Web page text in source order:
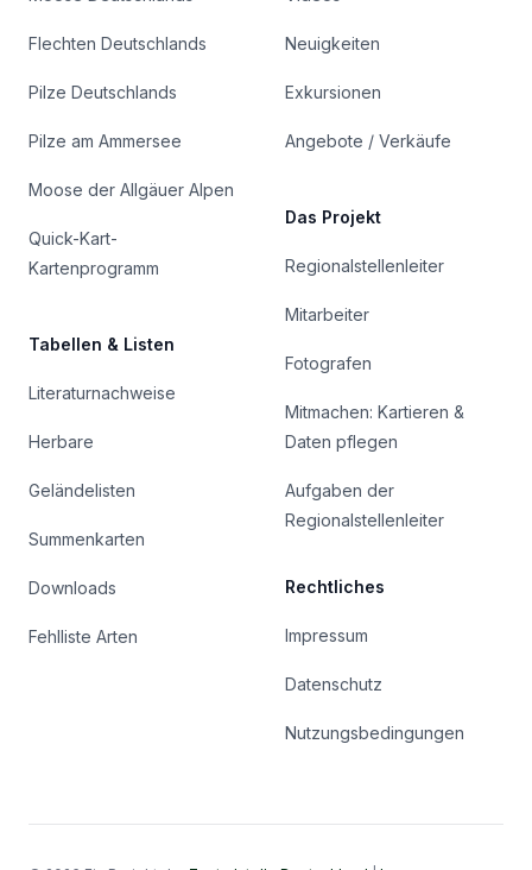
Flechten Deutschlands
Pilze Deutschlands
Pilze am Ammersee
Moose der Allgäuer Alpen
Quick-Kart-
Kartenprogramm
Tabellen & Listen
Literaturnachweise
Herbare
Geländelisten
Summenkarten
Downloads
Fehlliste Arten
Neuigkeiten
Exkursionen
Angebote / Verkäufe
Das Projekt
Regionalstellenleiter
Mitarbeiter
Fotografen
Mitmachen: Kartieren &
Daten pflegen
Aufgaben der
Regionalstellenleiter
Rechtliches
Impressum
Datenschutz
Nutzungsbedingungen